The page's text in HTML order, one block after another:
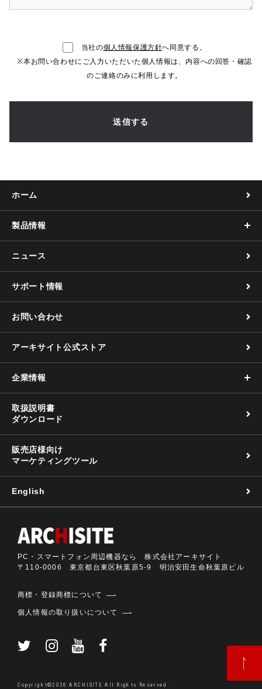
当社の個人情報保護方針へ同意する。
※本お問い合わせにご入力いただいた個人情報は、内容への回答・確認
のご連絡のみに利用します。
ホーム
製品情報
ニュース
サポート情報
お問い合わせ
アーキサイト公式ストア
企業情報
取扱説明書
ダウンロード
販売店様向け
マーケティングツール
English
PC・スマートフォン周辺機器なら 株式会社アーキサイト
〒110-0006 東京都台東区秋葉原5-9 明治安田生命秋葉原ビル
商標・登録商標について
個人情報の取り扱いについて
Copyright©2026 ARCHISITE All Rights Reserved.